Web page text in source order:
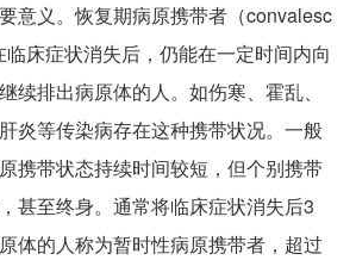
意义。恢复期病原携带者（convalesc
床症状消失后，仍能在一定时间内向
续排出病原体的人。如伤寒、霍乱、
炎等传染病存在这种携带状况。一般
携带状态持续时间较短，但个别携带
甚至终身。通常将临床症状消失后3
体的人称为暂时性病原携带者，超过